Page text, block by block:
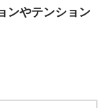
ンやテンション